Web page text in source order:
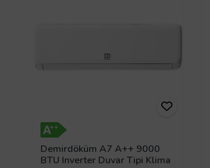
Demirdöküm A7 A++ 9000
BTU Inverter Duvar Tipi Klima